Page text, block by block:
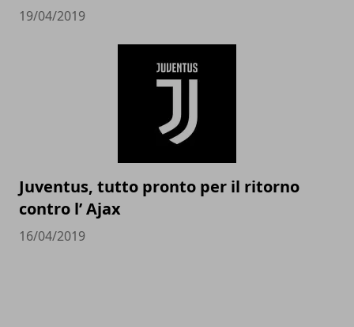
19/04/2019
Juventus, tutto pronto per il ritorno
contro l’ Ajax
16/04/2019